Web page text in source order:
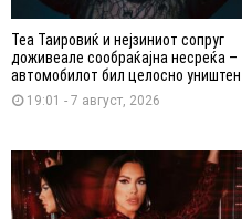
Теа Таировиќ и нејзиниот сопруг
доживеале сообраќајна несреќа –
автомобилот бил целосно уништен
19:01 - 7 август, 2026